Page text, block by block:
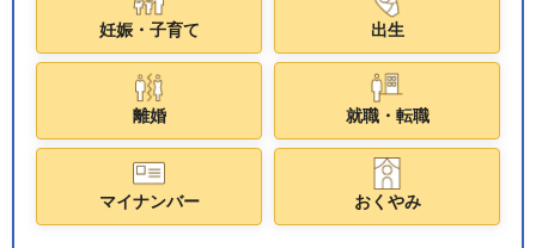
妊娠・子育て 出生
離婚 就職・転職
マイナンバー おくやみ